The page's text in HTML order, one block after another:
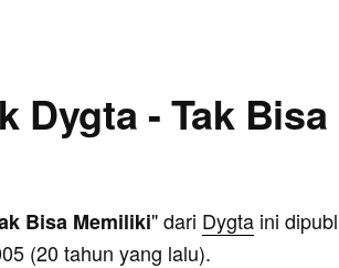
Dygta - Tak
Bisa Memiliki" dari Dygta ini
(20 tahun yang lalu).